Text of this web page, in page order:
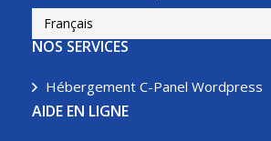
Français
NOS SERVICES
Hébergement C-Panel Wordpress
AIDE EN LIGNE